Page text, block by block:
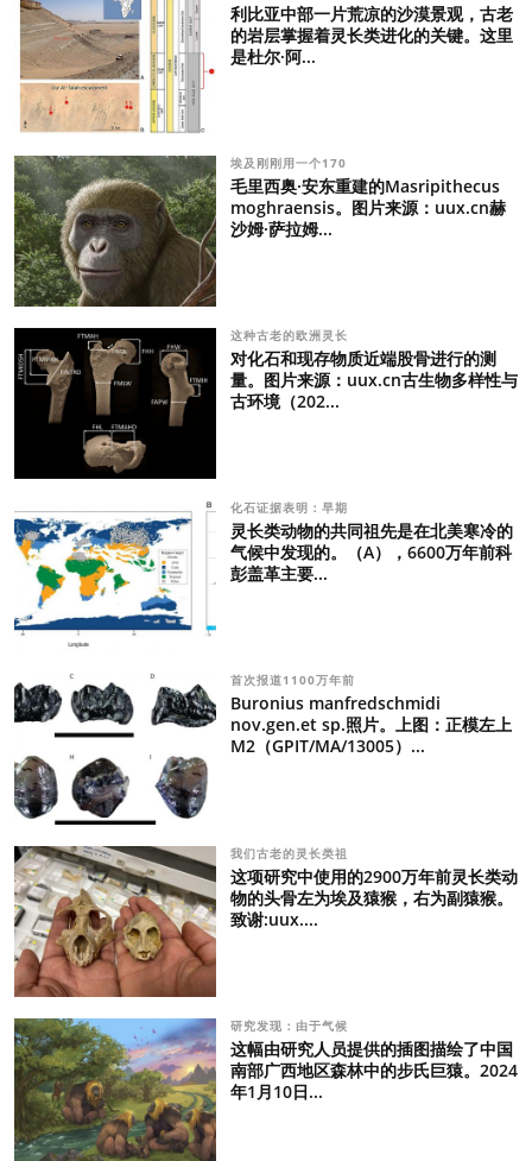
利比亚中部一片荒凉的沙漠景观，古老
的岩层掌握着灵长类进化的关键。这里
是杜尔·阿...
埃及刚刚用一个170
毛里西奥·安东重建的Masripithecus
moghraensis。图片来源：uux.cn赫
沙姆·萨拉姆...
这种古老的欧洲灵长
对化石和现存物质近端股骨进行的测
量。图片来源：uux.cn古生物多样性与
古环境（202...
化石证据表明：早期
灵长类动物的共同祖先是在北美寒冷的
气候中发现的。（A），6600万年前科
彭盖革主要...
首次报道1100万年前
Buronius manfredschmidi
nov.gen.et sp.照片。上图：正模左上
M2（GPIT/MA/13005）...
我们古老的灵长类祖
这项研究中使用的2900万年前灵长类动
物的头骨左为埃及猿猴，右为副猿猴。
致谢:uux....
研究发现：由于气候
这幅由研究人员提供的插图描绘了中国
南部广西地区森林中的步氏巨猿。2024
年1月10日...